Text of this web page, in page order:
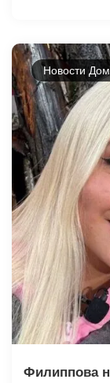
Новости
Филиппова